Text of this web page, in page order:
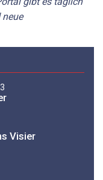
Visier